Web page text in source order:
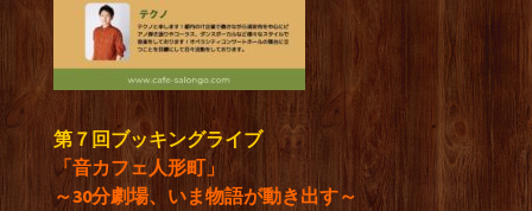
第７回ブッキングライブ
「音カフェ人形町」
～30分劇場、いま物語が動き出す～